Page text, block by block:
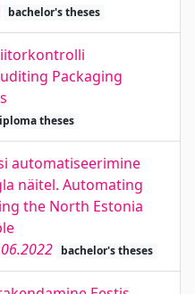
bachelor's theses
Packaging
theses
automatiseerimine
näitel. Automating
the North Estonia
bachelor's theses